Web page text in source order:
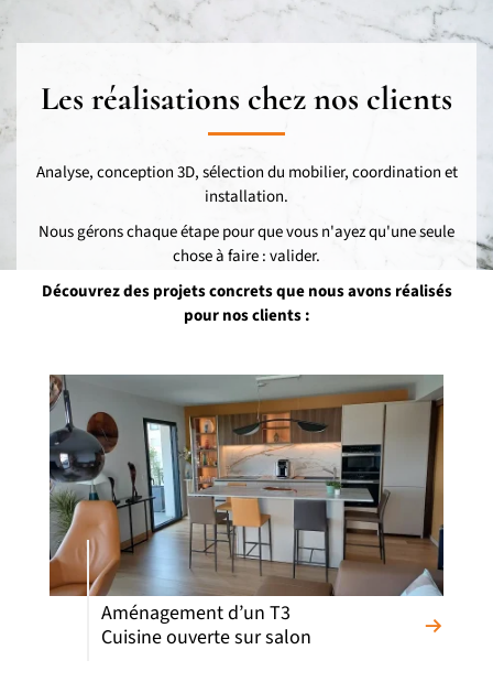
Les réalisations chez nos clients
Analyse, conception 3D, sélection du mobilier, coordination et
installation.
Nous gérons chaque étape pour que vous n'ayez qu'une seule
chose à faire : valider.
Découvrez des projets concrets que nous avons réalisés
pour nos clients :
Aménagement d’un T3
Cuisine ouverte sur salon